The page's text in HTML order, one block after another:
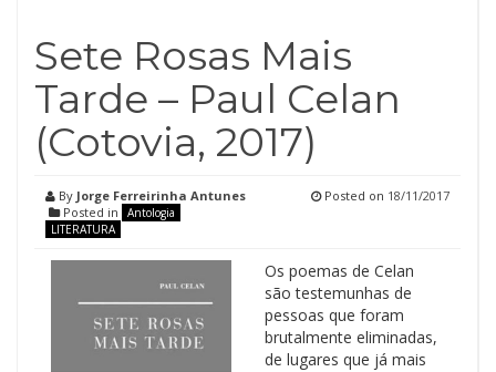
Sete Rosas Mais
Tarde – Paul Celan
(Cotovia, 2017)
By Jorge Ferreirinha Antunes
Posted in
Antologia
LITERATURA
Posted on 18/11/2017
Os poemas de Celan
são testemunhas de
pessoas que foram
brutalmente eliminadas,
de lugares que já mais